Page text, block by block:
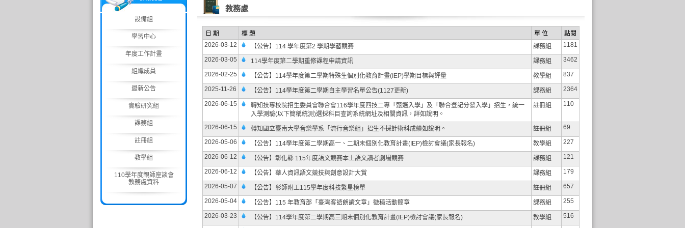
設備組
學習中心
年度工作計畫
組織成員
最新公告
實驗研究組
課務組
註冊組
教學組
110學年度親師座談會
教務處資料
教務處
日 期 標 題 單 位
點閱
2026-03-12
【公告】114 學年度第2 學期學藝競賽 課務組 1181
2026-03-05 114學年度第二學期重修課程申請資訊 課務組 3462
2026-02-25 【公告】114學年度第二學期特殊生個別化教育計畫(IEP)學期目標與評量 教學組 837
2025-11-26 【公告】114學年度第二學期自主學習名單公告(1127更新) 課務組 2364
2026-06-15
轉知技專校院招生委員會聯合會116學年度四技二專「甄選入學」及「聯合登記分發入學」招生，統一
入學測驗(以下簡稱統測)選採科目查詢系統網址及相關資訊，詳如說明。
註冊組 110
2026-06-15 轉知國立臺南大學音樂學系「流行音樂組」招生不採計術科成績如說明。 註冊組 69
2026-05-06 【公告】114學年度第二學期高一、二期末個別化教育計畫(IEP)檢討會議(家長報名) 教學組 227
2026-06-12 【公告】彰化縣 115年度語文競賽本土語文讀者劇場競賽 課務組 121
2026-06-12 【公告】華人資訊語文競技與創意設計大賞 課務組 179
2026-05-07 【公告】彰師附工115學年度科技繁星榜單 註冊組 657
2026-05-04 【公告】115 年教育部「臺灣客語朗讀文章」徵稿活動簡章 課務組 255
2026-03-23 【公告】114學年度第二學期高三期末個別化教育計畫(IEP)檢討會議(家長報名) 教學組 516